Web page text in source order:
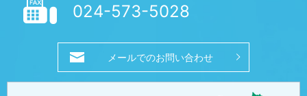
024-573-5028
メールでのお問い合わせ